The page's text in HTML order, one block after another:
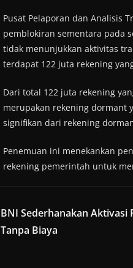
Pusat Pelaporan dan Analisis
pemblokiran sementara pada
tidak menunjukkan aktivitas
terdapat 122 juta rekening
Dari total 122 juta rekening
merupakan rekening dormant
signifikan dari rekening
Penemuan ini menekankan
rekening pemerintah untuk
BNI Sederhanakan Aktivasi
Tanpa Biaya